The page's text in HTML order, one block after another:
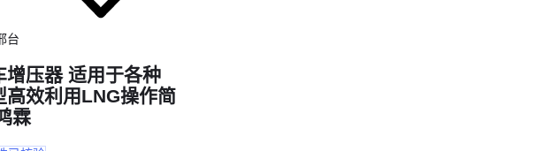
台
增压器 适用于各种
高效利用LNG操作简
霖